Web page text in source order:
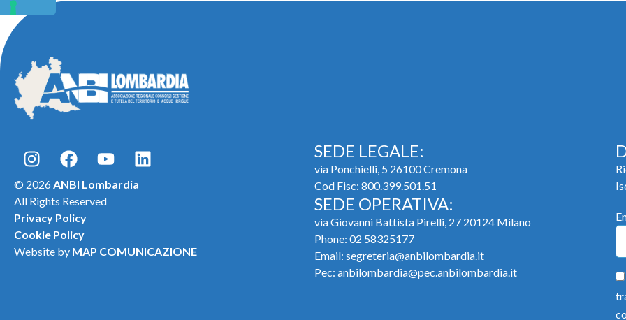
© 2026ANBI Lombardia
All Rights Reserved
Privacy Policy
Cookie Policy
Website by MAP COMUNICAZIONE
SEDE LEGALE:
via Ponchielli, 5 26100 Cremona
Cod Fisc: 800.399.501.51
SEDE OPERATIVA:
via Giovanni Battista Pirelli, 27 20124 Milano
Phone:02 58325177
Email:segreteria@anbilombardia.it
Pec:anbilombardia@pec.anbilombardia.it